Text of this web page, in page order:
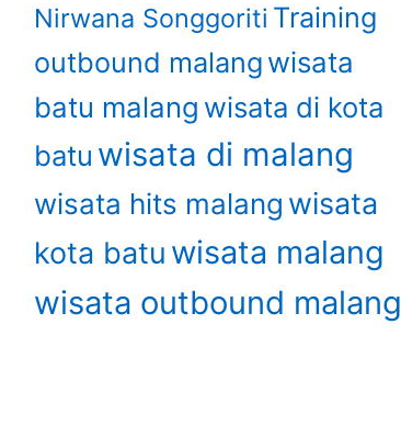
Nirwana Songgoriti Training
outbound malang wisata
batu malang wisata di kota
batu wisata di malang
wisata hits malang wisata
kota batu wisata malang
wisata outbound malang